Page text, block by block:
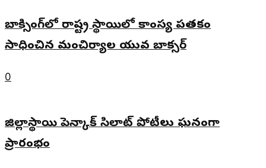
బాక్సింగ్‌లో రాష్ట్ర స్థాయిలో కాంస్య పతకం
సాధించిన మంచిర్యాల యువ బాక్సర్
0
జిల్లాస్థాయి పెన్కాక్ సిలాట్ పోటీలు ఘనంగా
ప్రారంభం